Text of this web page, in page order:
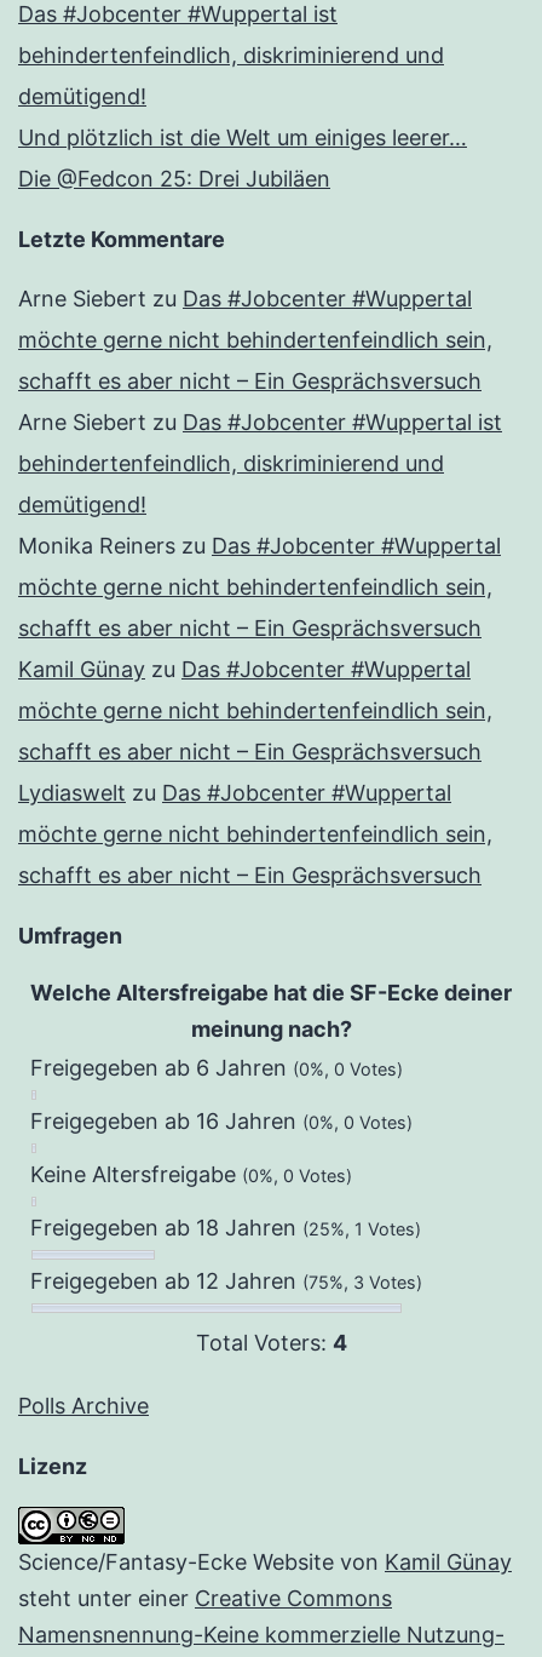
Das #Jobcenter #Wuppertal ist
behindertenfeindlich, diskriminierend und
demütigend!
Und plötzlich ist die Welt um einiges leerer…
Die @Fedcon 25: Drei Jubiläen
Letzte Kommentare
Arne Siebert zu Das #Jobcenter #Wuppertal
möchte gerne nicht behindertenfeindlich sein,
schafft es aber nicht – Ein Gesprächsversuch
Arne Siebert zu Das #Jobcenter #Wuppertal ist
behindertenfeindlich, diskriminierend und
demütigend!
Monika Reiners zu Das #Jobcenter #Wuppertal
möchte gerne nicht behindertenfeindlich sein,
schafft es aber nicht – Ein Gesprächsversuch
Kamil Günay zu Das #Jobcenter #Wuppertal
möchte gerne nicht behindertenfeindlich sein,
schafft es aber nicht – Ein Gesprächsversuch
Lydiaswelt zu Das #Jobcenter #Wuppertal
möchte gerne nicht behindertenfeindlich sein,
schafft es aber nicht – Ein Gesprächsversuch
Umfragen
Welche Altersfreigabe hat die SF-Ecke deiner
meinung nach?
Freigegeben ab 6 Jahren (0%, 0 Votes)
Freigegeben ab 16 Jahren (0%, 0 Votes)
Keine Altersfreigabe (0%, 0 Votes)
Freigegeben ab 18 Jahren (25%, 1 Votes)
Freigegeben ab 12 Jahren (75%, 3 Votes)
Total Voters: 4
Polls Archive
Lizenz
Science/Fantasy-Ecke Website von Kamil Günay
steht unter einer Creative Commons
Namensnennung-Keine kommerzielle Nutzung-